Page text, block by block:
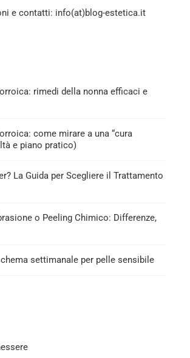
e contatti: info(at)blog-estetica.it
rimedi della nonna efficaci e
come mirare a una “cura
e piano pratico)
La Guida per Scegliere il Trattamento
o Peeling Chimico: Differenze,
settimanale per pelle sensibile